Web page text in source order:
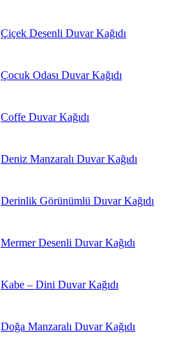
Çiçek Desenli Duvar Kağıdı
Çocuk Odası Duvar Kağıdı
Coffe Duvar Kağıdı
Deniz Manzaralı Duvar Kağıdı
Derinlik Görünümlü Duvar Kağıdı
Mermer Desenli Duvar Kağıdı
Kabe – Dini Duvar Kağıdı
Doğa Manzaralı Duvar Kağıdı